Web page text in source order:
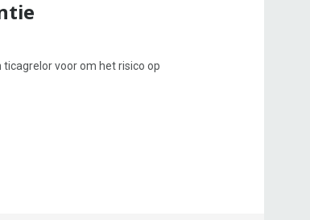
voor om het risico op